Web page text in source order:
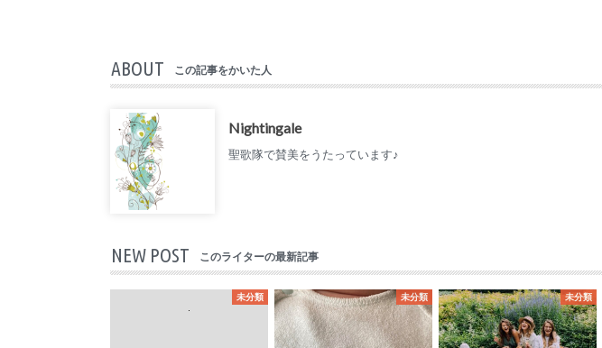
ABOUT この記事をかいた人
Nightingale
聖歌隊で賛美をうたっています♪
NEW POST このライターの最新記事
未分類 未分類 未分類